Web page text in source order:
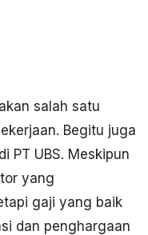
salah satu
Begitu juga
PT UBS. Meskipun
yang
gaji yang baik
dan penghargaan